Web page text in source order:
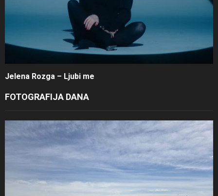
Jelena Rozga – Ljubi me
FOTOGRAFIJA DANA